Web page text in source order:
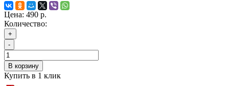
Цена: 490 р.
Количество:
+
-
В корзину
Купить в 1 клик